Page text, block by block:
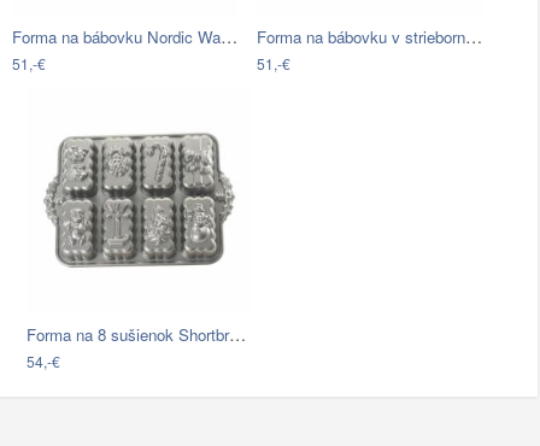
Forma na bábovku Nordic Ware Shortbread…
51,-€
Forma na bábovku v striebornej farbe…
51,-€
Forma na 8 sušienok Shortbread v…
54,-€